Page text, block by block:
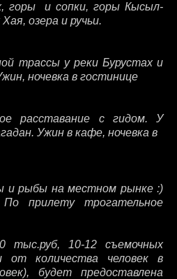
горы и сопки, горы Кысыл-
озера и ручьи.
трассы у реки Бурустах и
ночевка в гостинице
расставание с гидом. У
Ужин в кафе, ночевка в
и рыбы на местном рынке :)
прилету трогательное
тыс.руб, 10-12 съемочных
от количества человек в
будет предоставлена